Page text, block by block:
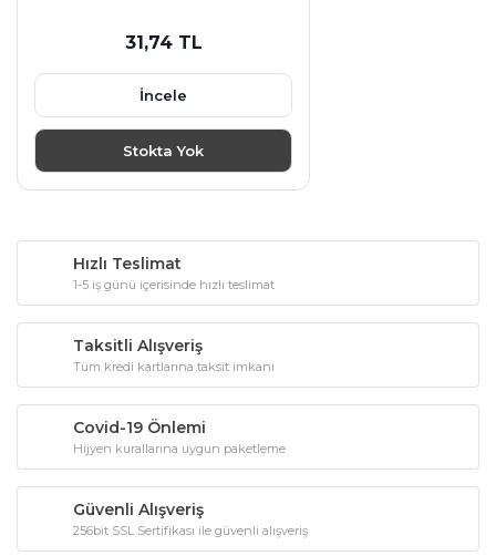
31,74 TL
İncele
Stokta Yok
Hızlı Teslimat
1-5 iş günü içerisinde hızlı teslimat
Taksitli Alışveriş
Tüm kredi kartlarına taksit imkanı
Covid-19 Önlemi
Hijyen kurallarına uygun paketleme
Güvenli Alışveriş
256bit SSL Sertifikası ile güvenli alışveriş